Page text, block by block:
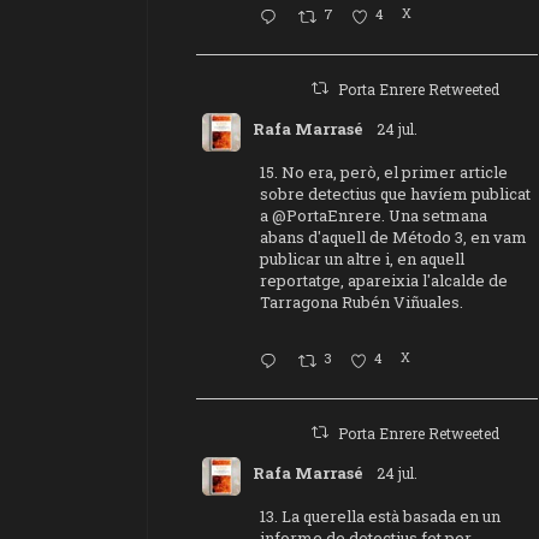
7 4 X
Porta Enrere Retweeted
Rafa Marrasé 24 jul.
15. No era, però, el primer article
sobre detectius que havíem publicat
a@PortaEnrere. Una setmana
abans d'aquell de Método 3, en vam
publicar un altre i, en aquell
reportatge, apareixia l'alcalde de
Tarragona Rubén Viñuales.
3 4 X
Porta Enrere Retweeted
Rafa Marrasé 24 jul.
13. La querella està basada en un